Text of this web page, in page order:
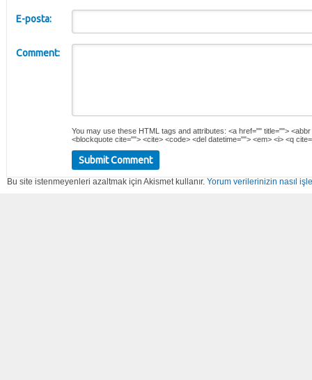
E-posta:
Comment:
You may use these HTML tags and attributes: <a href="" title="">
<blockquote cite=""> <cite> <code> <del datetime=""> <em> <i> <q
Bu site istenmeyenleri azaltmak için Akismet kullanır. Yorum verilerinizin nasıl